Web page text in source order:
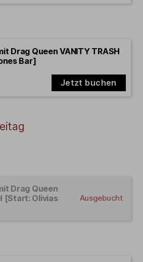
Drag Queen VANITY TRASH
Bar]
Jetzt buchen
Drag Queen
[Start: Olivias
Ausgebucht